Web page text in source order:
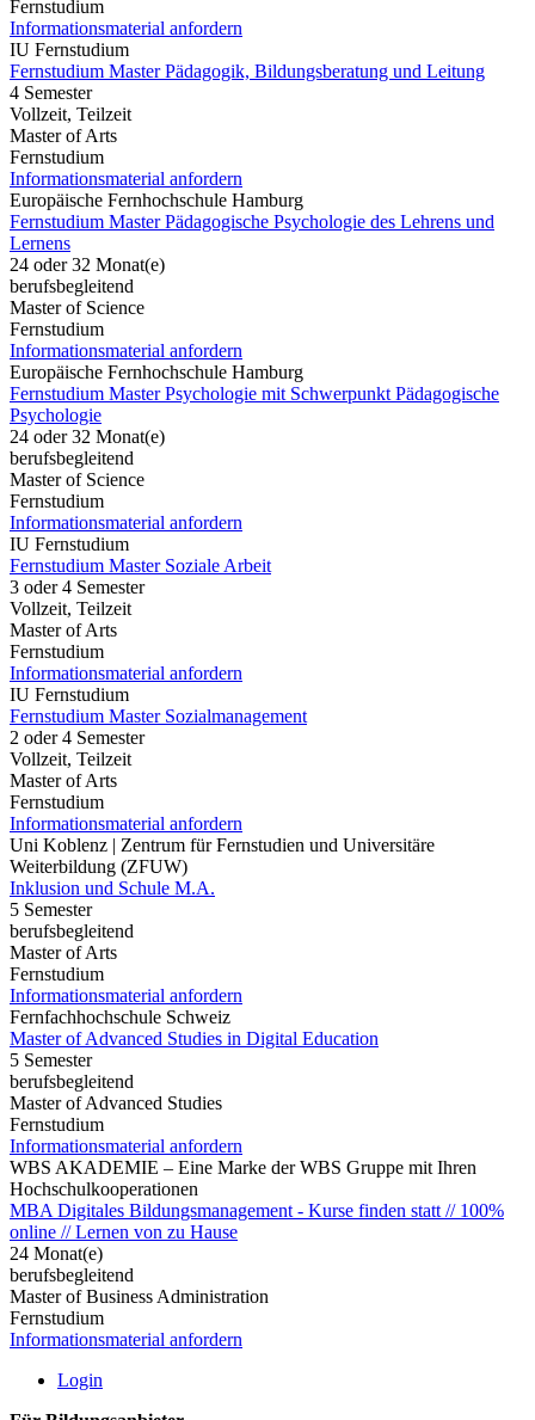
Fernstudium
Informationsmaterial anfordern
IU Fernstudium
Fernstudium Master Pädagogik, Bildungsberatung und Leitung
4 Semester
Vollzeit, Teilzeit
Master of Arts
Fernstudium
Informationsmaterial anfordern
Europäische Fernhochschule Hamburg
Fernstudium Master Pädagogische Psychologie des Lehrens und
Lernens
24 oder 32 Monat(e)
berufsbegleitend
Master of Science
Fernstudium
Informationsmaterial anfordern
Europäische Fernhochschule Hamburg
Fernstudium Master Psychologie mit Schwerpunkt Pädagogische
Psychologie
24 oder 32 Monat(e)
berufsbegleitend
Master of Science
Fernstudium
Informationsmaterial anfordern
IU Fernstudium
Fernstudium Master Soziale Arbeit
3 oder 4 Semester
Vollzeit, Teilzeit
Master of Arts
Fernstudium
Informationsmaterial anfordern
IU Fernstudium
Fernstudium Master Sozialmanagement
2 oder 4 Semester
Vollzeit, Teilzeit
Master of Arts
Fernstudium
Informationsmaterial anfordern
Uni Koblenz | Zentrum für Fernstudien und Universitäre
Weiterbildung (ZFUW)
Inklusion und Schule M.A.
5 Semester
berufsbegleitend
Master of Arts
Fernstudium
Informationsmaterial anfordern
Fernfachhochschule Schweiz
Master of Advanced Studies in Digital Education
5 Semester
berufsbegleitend
Master of Advanced Studies
Fernstudium
Informationsmaterial anfordern
WBS AKADEMIE – Eine Marke der WBS Gruppe mit Ihren
Hochschulkooperationen
MBA Digitales Bildungsmanagement - Kurse finden statt // 100%
online // Lernen von zu Hause
24 Monat(e)
berufsbegleitend
Master of Business Administration
Fernstudium
Informationsmaterial anfordern
Login